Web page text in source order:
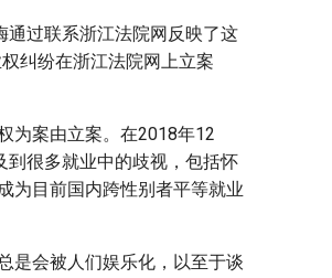
通过联系浙江法院网反映了这
纠纷在浙江法院网上立案
为案由立案。在2018年12
到很多就业中的歧视，包括怀
为目前国内跨性别者平等就业
是会被人们娱乐化，以至于谈